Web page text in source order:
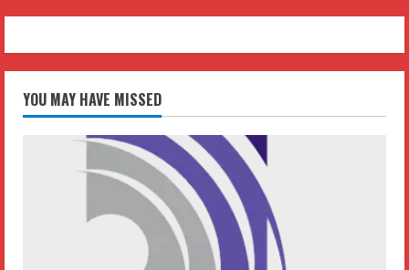
YOU MAY HAVE MISSED